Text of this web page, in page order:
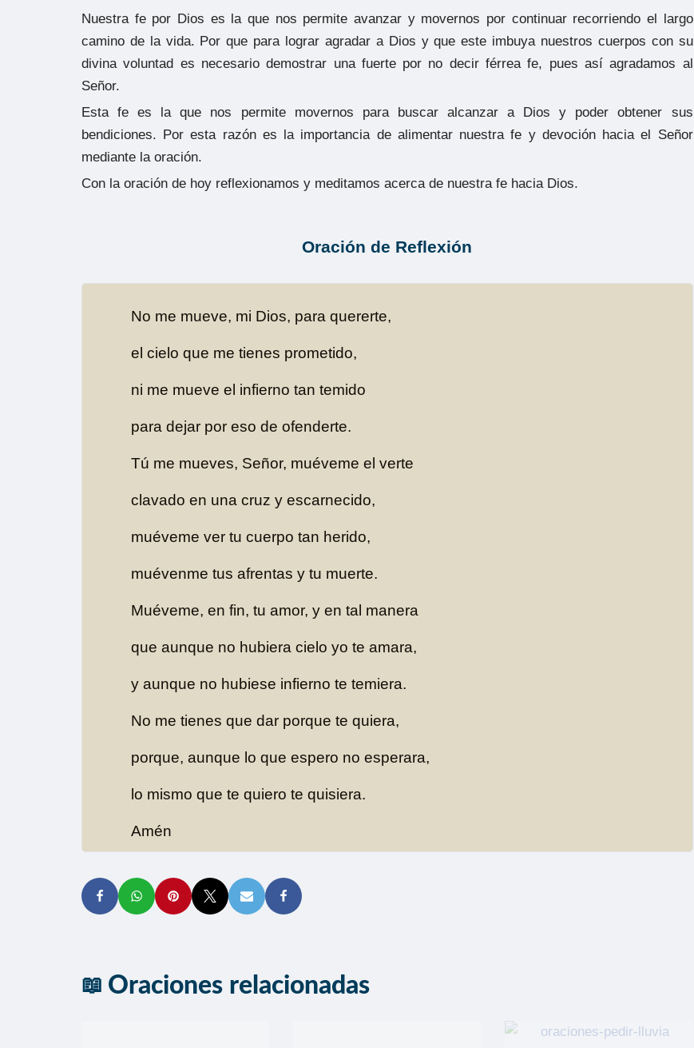
Nuestra fe por Dios es la que nos permite avanzar y movernos por continuar recorriendo el largo
camino de la vida. Por que para lograr agradar a Dios y que este imbuya nuestros cuerpos con su
divina voluntad es necesario demostrar una fuerte por no decir férrea fe, pues así agradamos al
Señor.
Esta fe es la que nos permite movernos para buscar alcanzar a Dios y poder obtener sus
bendiciones. Por esta razón es la importancia de alimentar nuestra fe y devoción hacia el Señor
mediante la oración.
Con la oración de hoy reflexionamos y meditamos acerca de nuestra fe hacia Dios.
Oración de Reflexión
No me mueve, mi Dios, para quererte,
el cielo que me tienes prometido,
ni me mueve el infierno tan temido
para dejar por eso de ofenderte.
Tú me mueves, Señor, muéveme el verte
clavado en una cruz y escarnecido,
muéveme ver tu cuerpo tan herido,
muévenme tus afrentas y tu muerte.
Muéveme, en fin, tu amor, y en tal manera
que aunque no hubiera cielo yo te amara,
y aunque no hubiese infierno te temiera.
No me tienes que dar porque te quiera,
porque, aunque lo que espero no esperara,
lo mismo que te quiero te quisiera.
Amén
Oraciones relacionadas